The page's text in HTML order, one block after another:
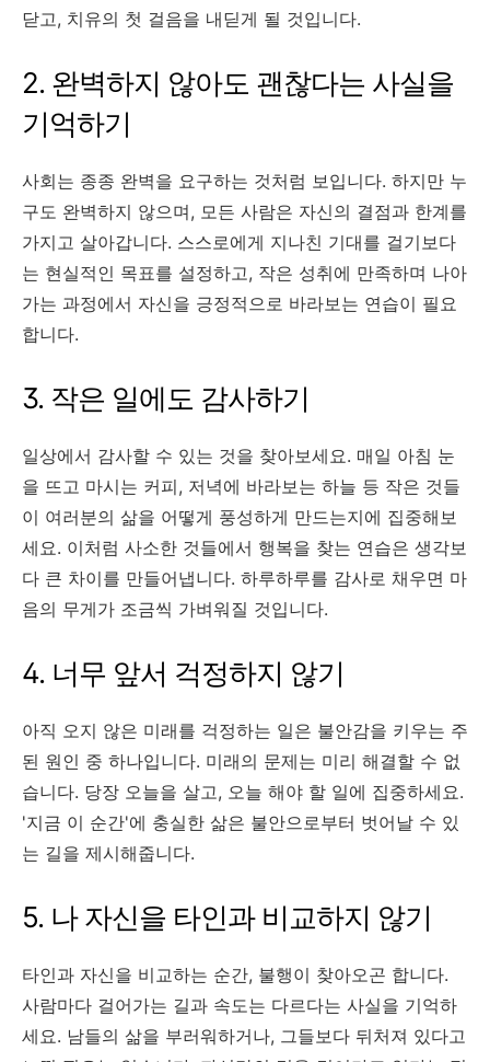
닫고, 치유의 첫 걸음을 내딛게 될 것입니다.
2. 완벽하지 않아도 괜찮다는 사실을
기억하기
사회는 종종 완벽을 요구하는 것처럼 보입니다. 하지만 누
구도 완벽하지 않으며, 모든 사람은 자신의 결점과 한계를
가지고 살아갑니다. 스스로에게 지나친 기대를 걸기보다
는 현실적인 목표를 설정하고, 작은 성취에 만족하며 나아
가는 과정에서 자신을 긍정적으로 바라보는 연습이 필요
합니다.
3. 작은 일에도 감사하기
일상에서 감사할 수 있는 것을 찾아보세요. 매일 아침 눈
을 뜨고 마시는 커피, 저녁에 바라보는 하늘 등 작은 것들
이 여러분의 삶을 어떻게 풍성하게 만드는지에 집중해보
세요. 이처럼 사소한 것들에서 행복을 찾는 연습은 생각보
다 큰 차이를 만들어냅니다. 하루하루를 감사로 채우면 마
음의 무게가 조금씩 가벼워질 것입니다.
4. 너무 앞서 걱정하지 않기
아직 오지 않은 미래를 걱정하는 일은 불안감을 키우는 주
된 원인 중 하나입니다. 미래의 문제는 미리 해결할 수 없
습니다. 당장 오늘을 살고, 오늘 해야 할 일에 집중하세요.
'지금 이 순간'에 충실한 삶은 불안으로부터 벗어날 수 있
는 길을 제시해줍니다.
5. 나 자신을 타인과 비교하지 않기
타인과 자신을 비교하는 순간, 불행이 찾아오곤 합니다.
사람마다 걸어가는 길과 속도는 다르다는 사실을 기억하
세요. 남들의 삶을 부러워하거나, 그들보다 뒤처져 있다고